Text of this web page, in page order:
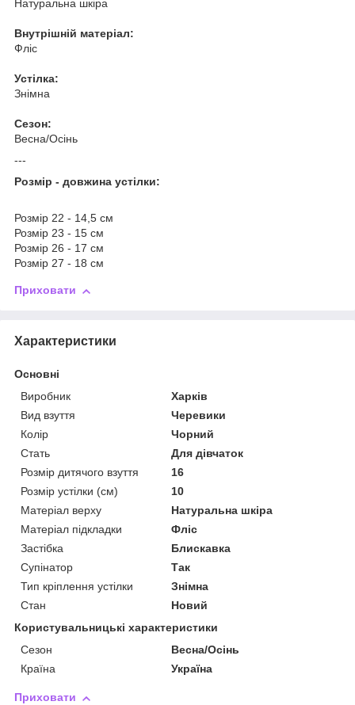
Натуральна шкіра
Внутрішній матеріал:
Фліс
Устілка:
Знімна
Сезон:
Весна/Осінь
---
Розмір - довжина устілки:
Розмір 22 - 14,5 см
Розмір 23 - 15 см
Розмір 26 - 17 см
Розмір 27 - 18 см
Приховати
Характеристики
Основні
Виробник
Харків
Вид взуття
Черевики
Колір
Чорний
Стать
Для дівчаток
Розмір дитячого взуття
16
Розмір устілки (см)
10
Матеріал верху
Натуральна шкіра
Матеріал підкладки
Фліс
Застібка
Блискавка
Супінатор
Так
Тип кріплення устілки
Знімна
Стан
Новий
Користувальницькі характеристики
Сезон
Весна/Осінь
Країна
Україна
Приховати